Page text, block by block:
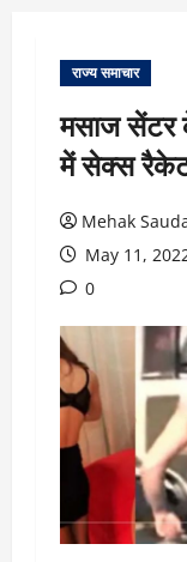
राज्य समाचार
मसाज सेंटर
में सेक्स
Mehak
May 11,
0